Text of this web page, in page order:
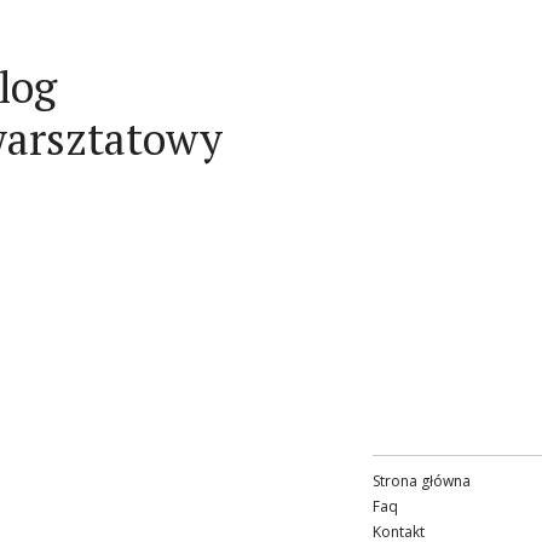
Strona główna
Faq
Kontakt